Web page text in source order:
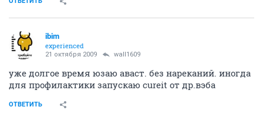
ibim
experienced
21 октября 2009 wall1609
уже долгое время юзаю аваст. без нареканий. иногда
для профилактики запускаю cureit от др.вэба
ОТВЕТИТЬ